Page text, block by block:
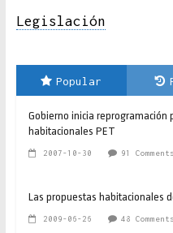
Legislación
Popular
Gobierno inicia reprogramación
habitacionales PET
2007-10-30 91 Comments
Las propuestas habitacionales
2009-06-26 48 Comments